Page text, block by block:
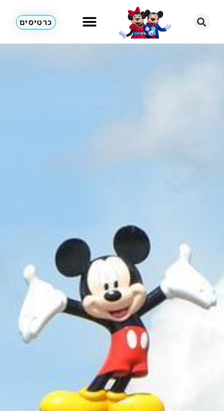
כרטיסים